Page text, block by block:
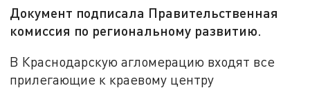
Документ подписала Правительственная
комиссия по региональному развитию.
В Краснодарскую агломерацию входят все
прилегающие к краевому центру